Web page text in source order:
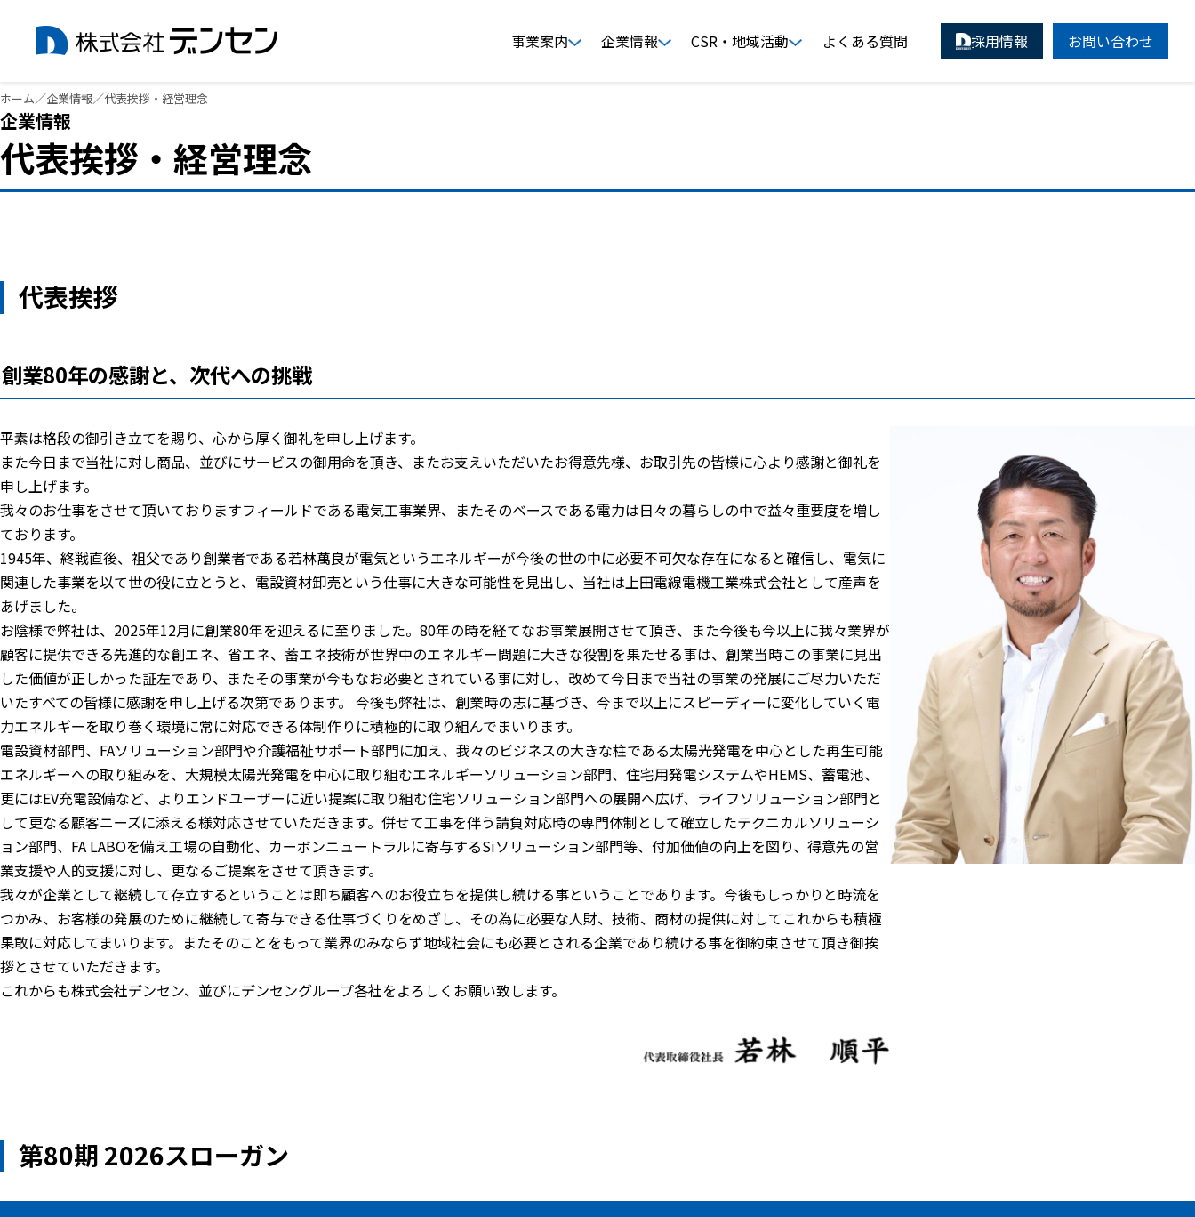
内
容
を
ス
キ
事業案内 企業情報 CSR・地域活動 よくある質問 採用情報 お問い合わせ
ホーム／企業情報／代表挨拶・経営理念
企業情報
代表挨拶・経営理念
代表挨拶
創業80年の感謝と、次代への挑戦
平素は格段の御引き立てを賜り、心から厚く御礼を申し上げます。
また今日まで当社に対し商品、並びにサービスの御用命を頂き、またお支えいただいたお得意先様、お取引先の皆様に心より感謝と御礼を
申し上げます。
我々のお仕事をさせて頂いておりますフィールドである電気工事業界、またそのベースである電力は日々の暮らしの中で益々重要度を増し
ております。
1945年、終戦直後、祖父であり創業者である若林萬良が電気というエネルギーが今後の世の中に必要不可欠な存在になると確信し、電気に
関連した事業を以て世の役に立とうと、電設資材卸売という仕事に大きな可能性を見出し、当社は上田電線電機工業株式会社として産声を
あげました。
お陰様で弊社は、2025年12月に創業80年を迎えるに至りました。80年の時を経てなお事業展開させて頂き、また今後も今以上に我々業界が
顧客に提供できる先進的な創エネ、省エネ、蓄エネ技術が世界中のエネルギー問題に大きな役割を果たせる事は、創業当時この事業に見出
した価値が正しかった証左であり、またその事業が今もなお必要とされている事に対し、改めて今日まで当社の事業の発展にご尽力いただ
いたすべての皆様に感謝を申し上げる次第であります。 今後も弊社は、創業時の志に基づき、今まで以上にスピーディーに変化していく電
力エネルギーを取り巻く環境に常に対応できる体制作りに積極的に取り組んでまいります。
電設資材部門、FAソリューション部門や介護福祉サポート部門に加え、我々のビジネスの大きな柱である太陽光発電を中心とした再生可能
エネルギーへの取り組みを、大規模太陽光発電を中心に取り組むエネルギーソリューション部門、住宅用発電システムやHEMS、蓄電池、
更にはEV充電設備など、よりエンドユーザーに近い提案に取り組む住宅ソリューション部門への展開へ広げ、ライフソリューション部門と
して更なる顧客ニーズに添える様対応させていただきます。併せて工事を伴う請負対応時の専門体制として確立したテクニカルソリューシ
ョン部門、FA LABOを備え工場の自動化、カーボンニュートラルに寄与するSiソリューション部門等、付加価値の向上を図り、得意先の営
業支援や人的支援に対し、更なるご提案をさせて頂きます。
我々が企業として継続して存立するということは即ち顧客へのお役立ちを提供し続ける事ということであります。今後もしっかりと時流を
つかみ、お客様の発展のために継続して寄与できる仕事づくりをめざし、その為に必要な人財、技術、商材の提供に対してこれからも積極
果敢に対応してまいります。またそのことをもって業界のみならず地域社会にも必要とされる企業であり続ける事を御約束させて頂き御挨
拶とさせていただきます。
これからも株式会社デンセン、並びにデンセングループ各社をよろしくお願い致します。
第80期 2026スローガン